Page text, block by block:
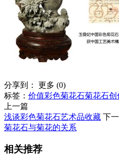
分享到： 更多 (0)
标签： 价值彩色菊花石菊花石创
上一篇
浅谈彩色菊花石艺术品收藏 下
菊花石与菊花的关系
相关推荐